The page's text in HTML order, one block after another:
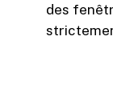
des